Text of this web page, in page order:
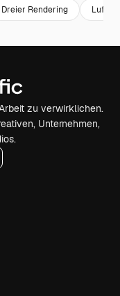
Dreier Rendering
zu verwirklichen.
Unternehmen,